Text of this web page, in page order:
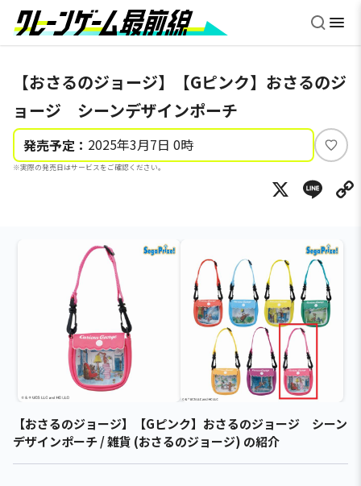
【おさるのジョージ】【Gピンク】おさるのジ
ョージ シーンデザインポーチ
発売予定： 2025年3月7日 0時
※実際の発売日はサービスをご確認ください。
い
ね
X
【おさるのジョージ】【Gピンク】おさるのジョージ シーン
デザインポーチ / 雑貨 (おさるのジョージ) の紹介